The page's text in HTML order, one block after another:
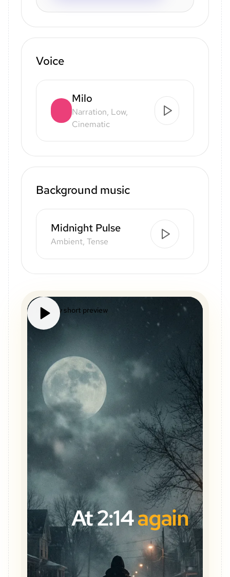
Voice
Milo
Narration, Low,
Cinematic
Background music
Midnight Pulse
Ambient, Tense
Mystery short preview
At 2:14again